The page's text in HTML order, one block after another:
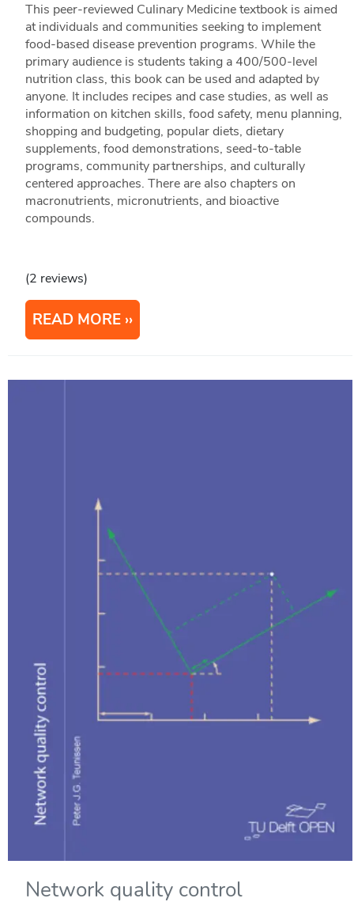
This peer-reviewed Culinary Medicine textbook is aimed
at individuals and communities seeking to implement
food-based disease prevention programs. While the
primary audience is students taking a 400/500-level
nutrition class, this book can be used and adapted by
anyone. It includes recipes and case studies, as well as
information on kitchen skills, food safety, menu planning,
shopping and budgeting, popular diets, dietary
supplements, food demonstrations, seed-to-table
programs, community partnerships, and culturally
centered approaches. There are also chapters on
macronutrients, micronutrients, and bioactive
compounds.
(2 reviews)
READ MORE
Network quality control